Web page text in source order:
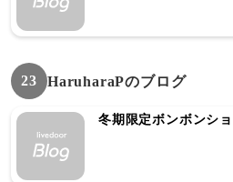
23 HaruharaPのブログ
冬期限定ボンボンシ